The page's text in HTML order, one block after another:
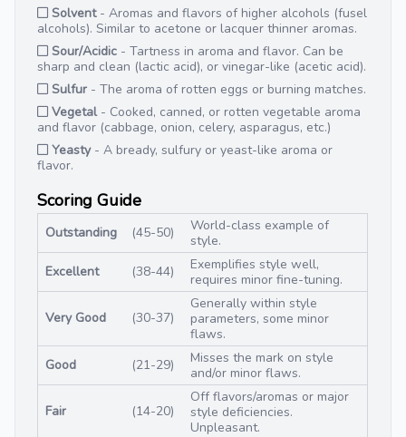
Solvent- Aromas and flavors of higher alcohols (fusel
alcohols). Similar to acetone or lacquer thinner aromas.
Sour/Acidic - Tartness in aroma and flavor. Can be
sharp and clean (lactic acid), or vinegar-like (acetic acid).
Sulfur - The aroma of rotten eggs or burning matches.
Vegetal- Cooked, canned, or rotten vegetable aroma
and flavor (cabbage, onion, celery, asparagus, etc.)
Yeasty- A bready, sulfury or yeast-like aroma or
flavor.
Scoring Guide
Outstanding (45-50)
World-class example of
style.
Excellent
(38-44)
Exemplifies style well,
requires minor fine-tuning.
Very Good (30-37)
Generally within style
parameters, some minor
flaws.
Good
(21-29)
Misses the mark on style
and/or minor flaws.
Fair (14-20)
Off flavors/aromas or major
style deficiencies.
Unpleasant.